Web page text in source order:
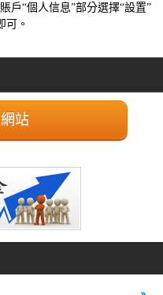
戶“個人信息”部分選擇“設置”
可。
站